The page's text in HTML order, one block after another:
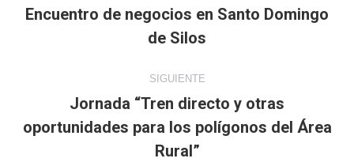
entre
anterior:
Encuentro de negocios en Santo Domingo
de Silos
SIGUIENTE
Publicación
siguiente:
Jornada “Tren directo y otras
oportunidades para los polígonos del Área
Rural”